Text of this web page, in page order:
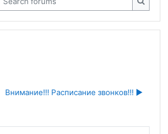
Search forums
Внимание!!! Расписание звонков!!! ▶︎